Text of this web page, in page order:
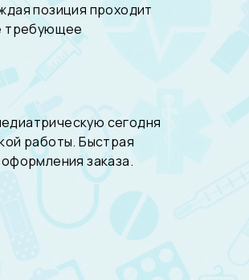
позиция проходит
требующее
сегодня
работы. Быстрая
заказа.